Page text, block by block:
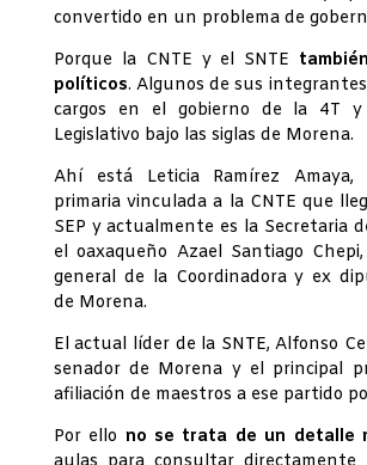
convertido en un problema de
Porque la CNTE y el SNTE
políticos. Algunos de sus
cargos en el gobierno de la 4T
Legislativo bajo las siglas de Morena.
Ahí está Leticia Ramírez Amaya,
primaria vinculada a la CNTE que
SEP y actualmente es la Secretaria
el oaxaqueño Azael Santiago
general de la Coordinadora y ex
de Morena.
El actual líder de la SNTE, Alfonso
senador de Morena y el principal
afiliación de maestros a ese partido
Por ello no se trata de un detalle